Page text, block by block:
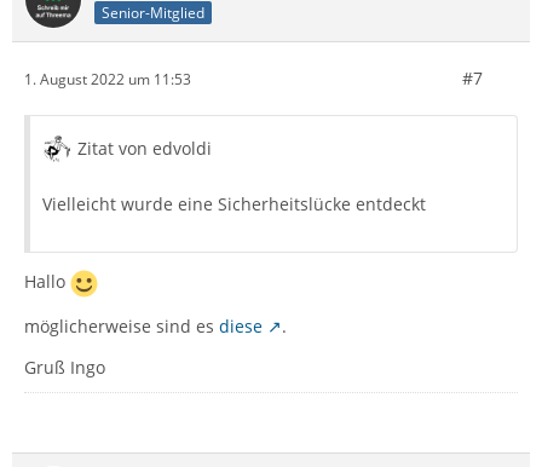
Senior-Mitglied
1. August 2022 um 11:53 #7
Zitat von edvoldi
Vielleicht wurde eine Sicherheitslücke entdeckt
Hallo
möglicherweise sind es diese
.
Gruß Ingo